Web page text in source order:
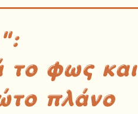
το φως και
πλάνο